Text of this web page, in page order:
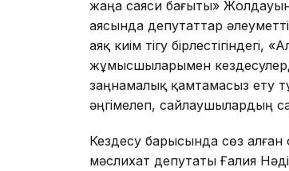
жаңа саяси бағыты»
аясында депутаттар
аяқ киім тігу бірлестігіндегі,
жұмысшыларымен
заңнамалық қамтамасыз ету
әңгімелеп, сайлаушылардың
Кездесу барысында сөз
мәслихат депутаты Ғалия